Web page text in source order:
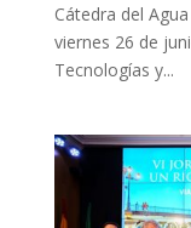
Cátedra del
viernes 26 de
Tecnologías y...